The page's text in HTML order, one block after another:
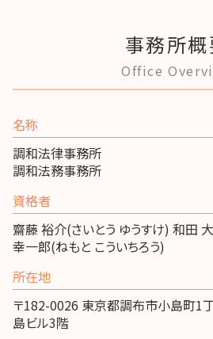
事務所概
Office
名称
調和法律事務所
調和法務事務所
資格者
齋藤 裕介(さいとう ゆうすけ) 和田
幸一郎(ねもと こういちろう)
所在地
〒182-0026 東京都調布市小島町1
島ビル3階